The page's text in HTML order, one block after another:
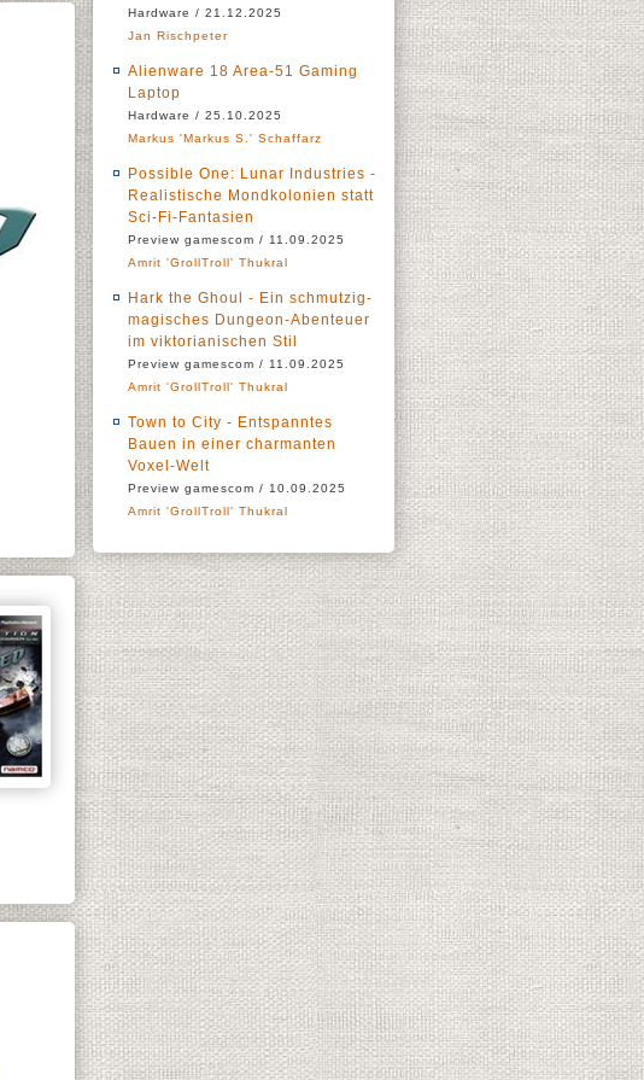
Hardware / 21.12.2025
Jan Rischpeter
Alienware 18 Area-51 Gaming
Laptop
Hardware / 25.10.2025
Markus 'Markus S.' Schaffarz
Possible One: Lunar Industries -
Realistische Mondkolonien statt
Sci-Fi-Fantasien
Preview gamescom / 11.09.2025
Amrit 'GrollTroll' Thukral
Hark the Ghoul - Ein schmutzig-
magisches Dungeon-Abenteuer
im viktorianischen Stil
Preview gamescom / 11.09.2025
Amrit 'GrollTroll' Thukral
Town to City - Entspanntes
Bauen in einer charmanten
Voxel-Welt
Preview gamescom / 10.09.2025
Amrit 'GrollTroll' Thukral